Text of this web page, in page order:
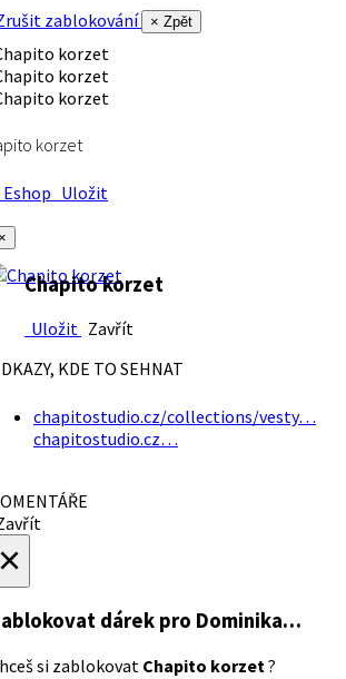
zablokování
× Zpět
korzet
Uložit
Chapito korzet
Uložit Zavřít
KDE TO SEHNAT
chapitostudio.cz/collections/vesty…
chapitostudio.cz…
dárek pro Dominika…
si zablokovat Chapito korzet?